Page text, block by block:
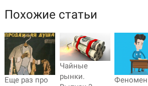
Похожие статьи
Еще раз про
Чайные
рынки.
Феномен